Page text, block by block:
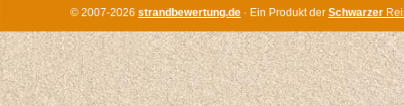
© 2007-2026 strandbewertung.de · Ein Produkt der Schwarzer